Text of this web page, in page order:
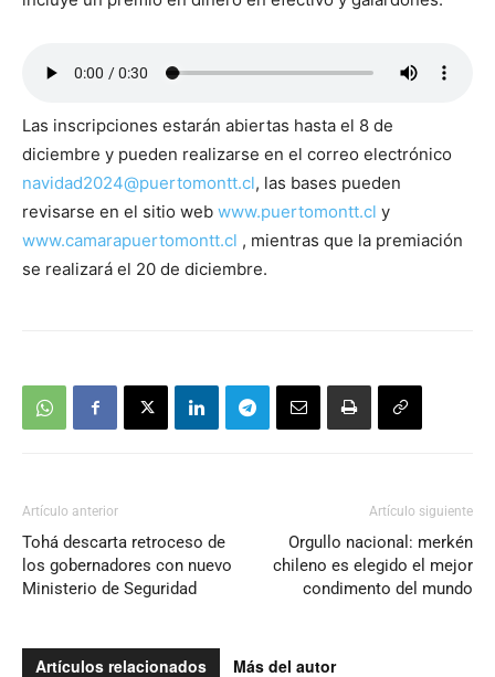
Las inscripciones estarán abiertas hasta el 8 de
diciembre y pueden realizarse en el correo electrónico
navidad2024@puertomontt.cl, las bases pueden
revisarse en el sitio web www.puertomontt.cl y
www.camarapuertomontt.cl , mientras que la premiación
se realizará el 20 de diciembre.
Artículo anterior
Tohá descarta retroceso de
los gobernadores con nuevo
Ministerio de Seguridad
Artículo siguiente
Orgullo nacional: merkén
chileno es elegido el mejor
condimento del mundo
Artículos relacionados Más del autor